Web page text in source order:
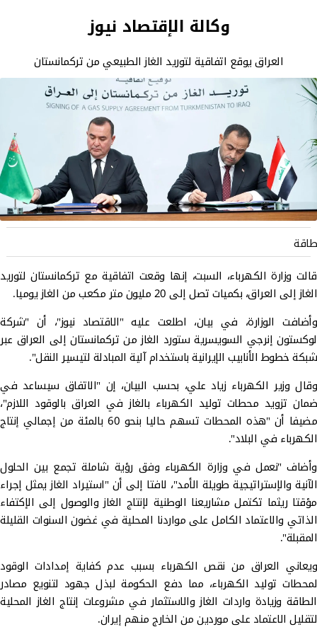
وكالة الإقتصاد نيوز
العراق يوقع اتفاقية لتوريد الغاز الطبيعي من تركمانستان
طاقة
قالت وزارة الكهرباء، السبت، إنها وقعت اتفاقية مع تركمانستان لتوريد
الغاز إلى العراق، بكميات تصل إلى 20 مليون متر مكعب من الغاز يوميا.
وأضافت الوزارة، في بيان، اطلعت عليه "الاقتصاد نيوز"، أن "شركة
لوكستون إنرجي السويسرية ستورد الغاز من تركمانستان إلى العراق عبر
شبكة خطوط الأنابيب الإيرانية باستخدام آلية المبادلة لتيسير النقل".
وقال وزير الكهرباء زياد علي، بحسب البيان، إن "الاتفاق سيساعد في
ضمان تزويد محطات توليد الكهرباء بالغاز في العراق بالوقود اللازم"،
مضيفا أن "هذه المحطات تسهم حاليا بنحو 60 بالمئة من إجمالي إنتاج
الكهرباء في البلاد".
وأضاف "نعمل في وزارة الكهرباء وفق رؤية شاملة تجمع بين الحلول
الآنية والإستراتيجية طويلة الأمد"، لافتا إلى أن "استيراد الغاز يمثل إجراء
مؤقتا ريثما تكتمل مشاريعنا الوطنية لإنتاج الغاز والوصول إلى الإكتفاء
الذاتي والاعتماد الكامل على مواردنا المحلية في غضون السنوات القليلة
المقبلة".
ويعاني العراق من نقص الكهرباء بسبب عدم كفاية إمدادات الوقود
لمحطات توليد الكهرباء، مما دفع الحكومة لبذل جهود لتنويع مصادر
الطاقة وزيادة واردات الغاز والاستثمار في مشروعات إنتاج الغاز المحلية
لتقليل الاعتماد على موردين من الخارج منهم إيران.